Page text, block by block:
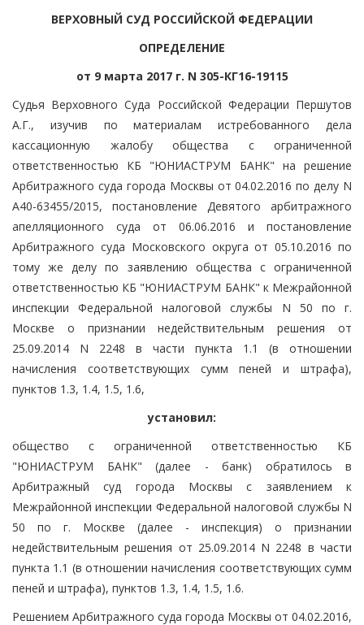
ВЕРХОВНЫЙ СУД РОССИЙСКОЙ ФЕДЕРАЦИИ
ОПРЕДЕЛЕНИЕ
от 9 марта 2017 г. N 305-КГ16-19115
Судья Верховного Суда Российской Федерации Першутов
А.Г., изучив по материалам истребованного дела
кассационную жалобу общества с ограниченной
ответственностью КБ "ЮНИАСТРУМ БАНК" на решение
Арбитражного суда города Москвы от 04.02.2016 по делу N
А40-63455/2015, постановление Девятого арбитражного
апелляционного суда от 06.06.2016 и постановление
Арбитражного суда Московского округа от 05.10.2016 по
тому же делу по заявлению общества с ограниченной
ответственностью КБ "ЮНИАСТРУМ БАНК" к Межрайонной
инспекции Федеральной налоговой службы N 50 по г.
Москве о признании недействительным решения от
25.09.2014 N 2248 в части пункта 1.1 (в отношении
начисления соответствующих сумм пеней и штрафа),
пунктов 1.3, 1.4, 1.5, 1.6,
установил:
общество с ограниченной ответственностью КБ
"ЮНИАСТРУМ БАНК" (далее - банк) обратилось в
Арбитражный суд города Москвы с заявлением к
Межрайонной инспекции Федеральной налоговой службы N
50 по г. Москве (далее - инспекция) о признании
недействительным решения от 25.09.2014 N 2248 в части
пункта 1.1 (в отношении начисления соответствующих сумм
пеней и штрафа), пунктов 1.3, 1.4, 1.5, 1.6.
Решением Арбитражного суда города Москвы от 04.02.2016,